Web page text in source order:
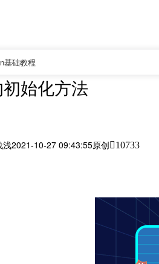
基础教程
始化方法
浅2021-10-27 09:43:55原创 10733